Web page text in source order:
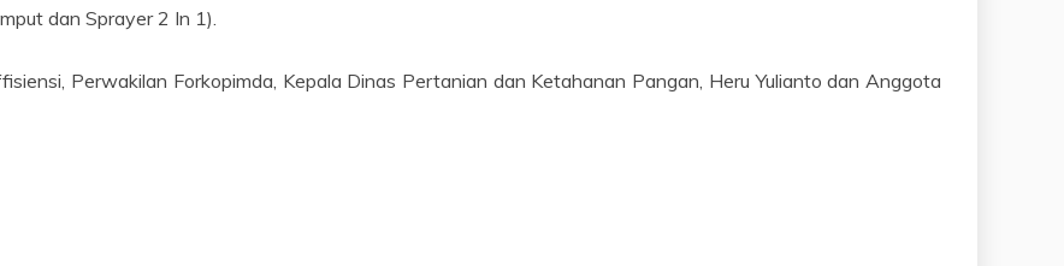
dan Sprayer 2 In 1).
Perwakilan Forkopimda, Kepala Dinas Pertanian dan Ketahanan Pangan, Heru Yulianto dan Anggota